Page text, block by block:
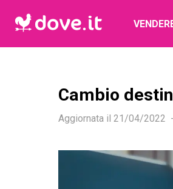
Cambio
Aggiornata il 21/04/2022